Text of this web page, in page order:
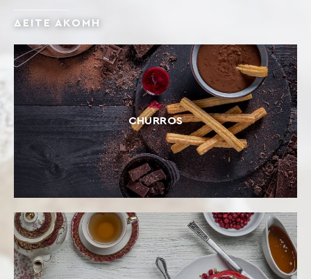
ΔΕΙΤΕ ΑΚΟΜΗ
CHURROS